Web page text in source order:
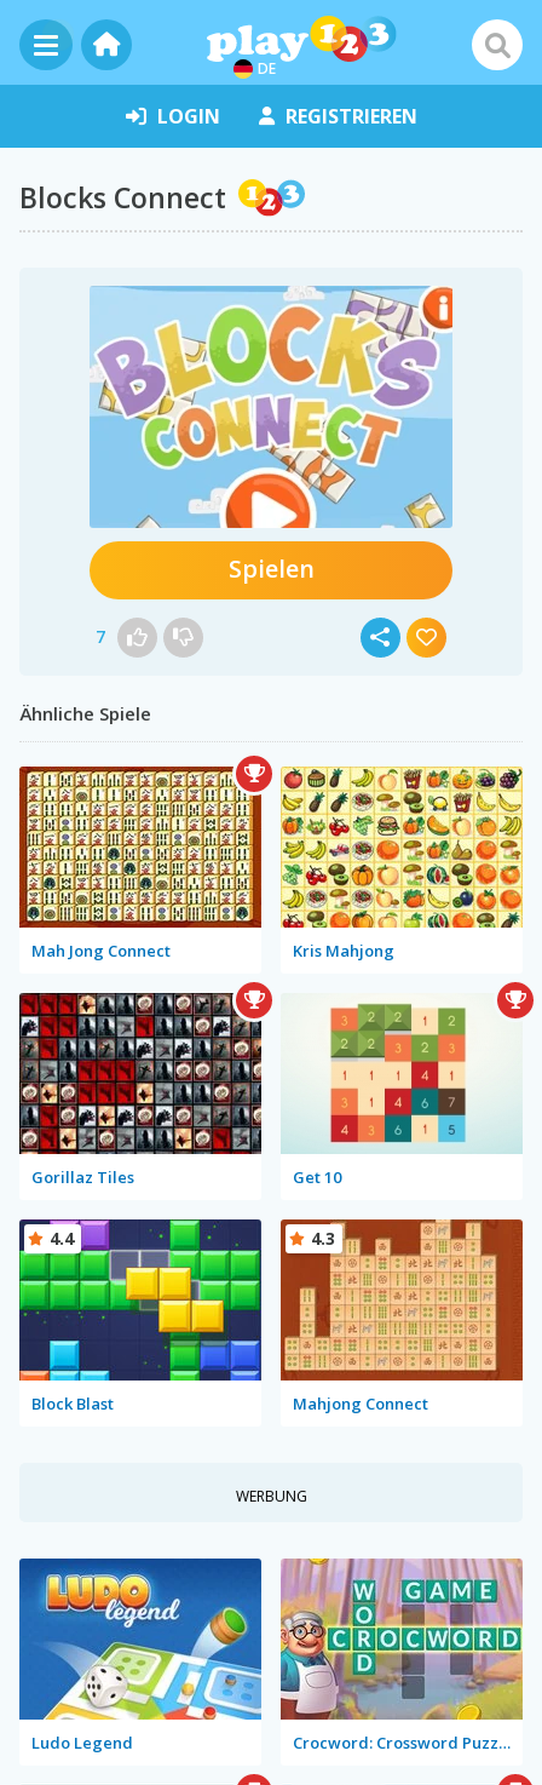
DE
LOGIN REGISTRIEREN
Blocks Connect
Spielen
7
Ähnliche Spiele
Mah Jong Connect Kris Mahjong
Gorillaz Tiles Get 10
Block Blast
4.4
Mahjong Connect
4.3
WERBUNG
Ludo Legend Crocword: Crossword Puzzle Game